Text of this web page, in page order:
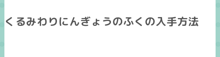
くるみわりにんぎょうのふくの入手方法